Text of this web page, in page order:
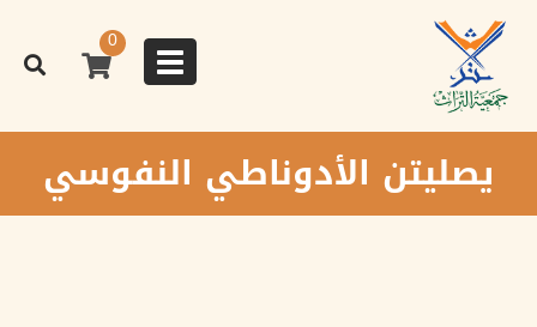
المحتوى
الرئيسي
Toggle
navigation
0
يصليتن الأدوناطي النفوسي